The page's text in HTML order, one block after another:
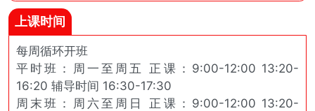
上课时间
每周循环开班
平时班：周一至周五 正课：9:00-12:00 13:20-
16:20 辅导时间 16:30-17:30
周末班：周六至周日 正课：9:00-12:00 13:20-